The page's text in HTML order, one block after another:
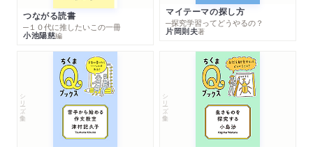
つながる読書
─１０代に推したいこの一冊
小池陽慈編
マイテーマの探し方
─探究学習ってどうやるの？
片岡則夫著
シリーズ・全集 シリーズ・全集